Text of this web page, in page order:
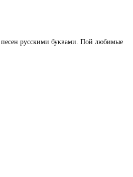
русскими буквами. Пой любимые